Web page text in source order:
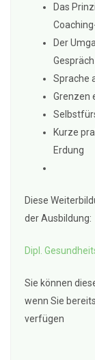
Das
Der
Gespräch
Sprache
Grenzen
Kurze
Erdung
Diese
der Ausbildung:
Dipl.
Sie können
wenn Sie
verfügen